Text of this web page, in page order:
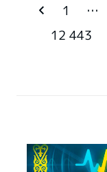
1 …
12 443